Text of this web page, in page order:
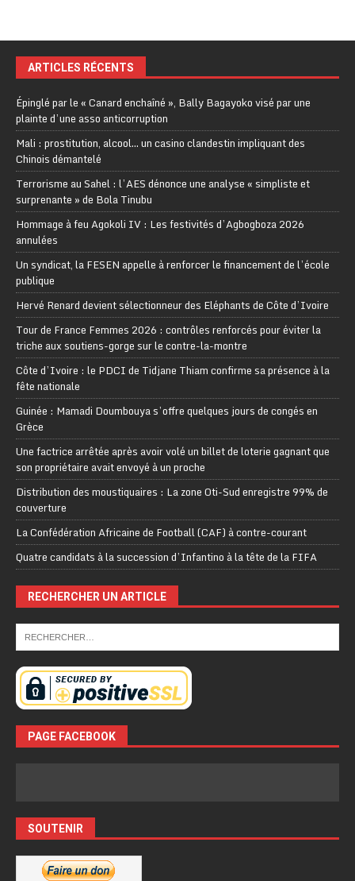
ARTICLES RÉCENTS
Épinglé par le « Canard enchaîné », Bally Bagayoko visé par une
plainte d’une asso anticorruption
Mali : prostitution, alcool… un casino clandestin impliquant des
Chinois démantelé
Terrorisme au Sahel : l’AES dénonce une analyse « simpliste et
surprenante » de Bola Tinubu
Hommage à feu Agokoli IV : Les festivités d’Agbogboza 2026
annulées
Un syndicat, la FESEN appelle à renforcer le financement de l’école
publique
Hervé Renard devient sélectionneur des Eléphants de Côte d’Ivoire
Tour de France Femmes 2026 : contrôles renforcés pour éviter la
triche aux soutiens-gorge sur le contre-la-montre
Côte d’Ivoire : le PDCI de Tidjane Thiam confirme sa présence à la
fête nationale
Guinée : Mamadi Doumbouya s’offre quelques jours de congés en
Grèce
Une factrice arrêtée après avoir volé un billet de loterie gagnant que
son propriétaire avait envoyé à un proche
Distribution des moustiquaires : La zone Oti-Sud enregistre 99% de
couverture
La Confédération Africaine de Football (CAF) à contre-courant
Quatre candidats à la succession d’Infantino à la tête de la FIFA
RECHERCHER UN ARTICLE
PAGE FACEBOOK
SOUTENIR